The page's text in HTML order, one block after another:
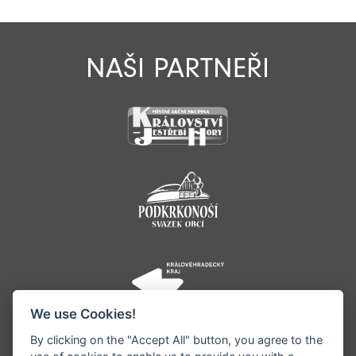
NAŠI PARTNEŘI
We use Cookies!
By clicking on the "Accept All" button, you agree to the